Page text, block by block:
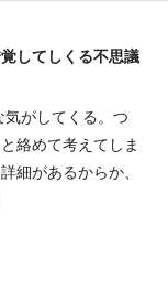
してしくる不思議
がしてくる。つ
絡めて考えてしま
細があるからか、